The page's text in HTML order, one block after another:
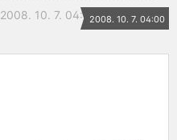
2008. 10. 7. 04:002008. 10. 7. 04:00